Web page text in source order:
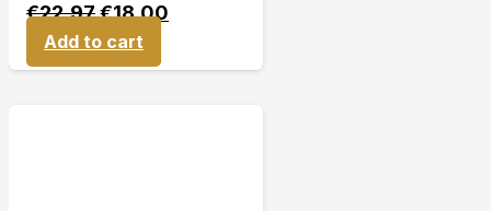
€22,97€18,00
Add to cart